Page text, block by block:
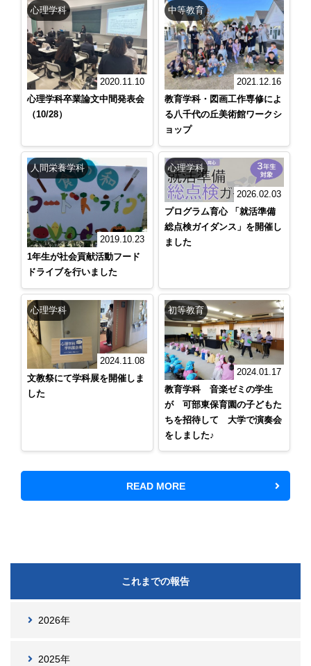
心理学科
2020.11.10
心理学科卒業論文中間発表会
（10/28）
中等教育
2021.12.16
教育学科・図画工作専修によ
る八千代の丘美術館ワークシ
ョップ
人間栄養学科
2019.10.23
1年生が社会貢献活動フード
ドライブを行いました
心理学科
2026.02.03
プログラム育心 「就活準備
総点検ガイダンス」を開催し
ました
心理学科
2024.11.08
文教祭にて学科展を開催しま
した
初等教育
2024.01.17
教育学科 音楽ゼミの学生
が 可部東保育園の子どもた
ちを招待して 大学で演奏会
をしました♪
READ MORE
これまでの報告
2026年
2025年